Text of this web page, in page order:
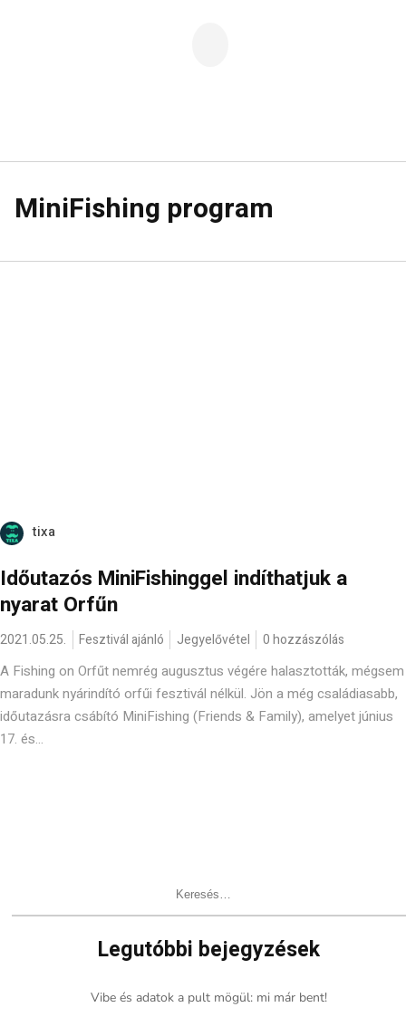
MiniFishing program
tixa
Időutazós MiniFishinggel indíthatjuk a
nyarat Orfűn
2021.05.25. Fesztivál ajánló Jegyelővétel 0 hozzászólás
A Fishing on Orfűt nemrég augusztus végére halasztották, mégsem
maradunk nyárindító orfűi fesztivál nélkül. Jön a még családiasabb,
időutazásra csábító MiniFishing (Friends & Family), amelyet június
17. és...
Legutóbbi bejegyzések
Vibe és adatok a pult mögül: mi már bent!